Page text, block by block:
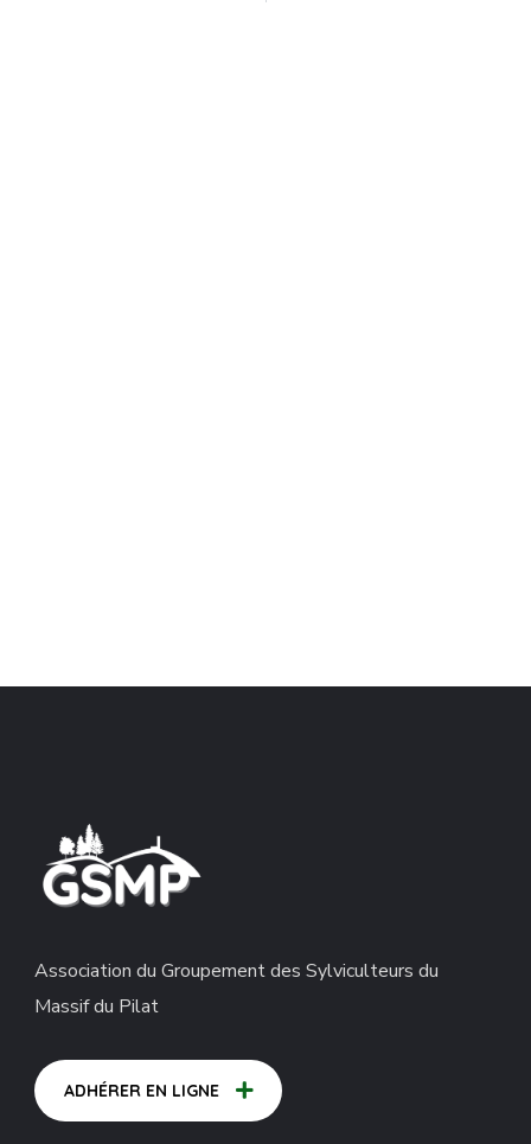
Association du Groupement des Sylviculteurs du
Massif du Pilat
ADHÉRER EN LIGNE